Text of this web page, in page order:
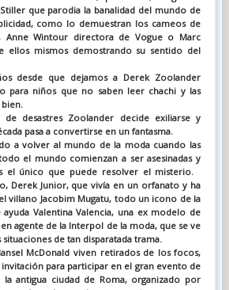
que parodia la banalidad del mundo de
como lo demuestran los cameos de
Anne Wintour directora de Vogue o Marc
ellos mismos demostrando su sentido del
desde que dejamos a Derek Zoolander
para niños que no saben leer chachi y las
bien.
desastres Zoolander decide exiliarse y
pasa a convertirse en un fantasma.
a volver al mundo de la moda cuando las
el mundo comienzan a ser asesinadas y
el único que puede resolver el misterio.
Derek Junior, que vivía en un orfanato y ha
villano Jacobim Mugatu, todo un icono de la
Valentina Valencia, una ex modelo de
agente de la Interpol de la moda, que se ve
situaciones de tan disparatada trama.
McDonald viven retirados de los focos,
para participar en el gran evento de
antigua ciudad de Roma, organizado por